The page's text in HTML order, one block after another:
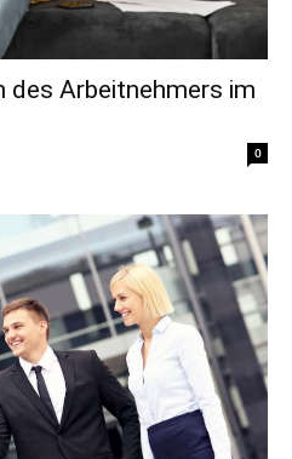
des Arbeitnehmers im
0